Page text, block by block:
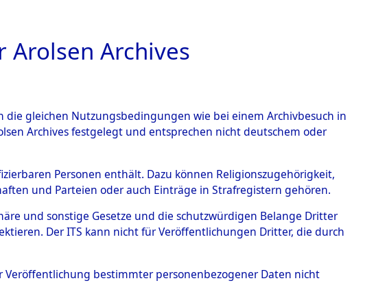
BILD
Geschehnisse um
nach betroffenen Orten
0052 (84630192)
Archives
die gleichen Nutzungsbedingungen wie bei einem Archivbesuch in
Archives festgelegt und entsprechen nicht deutschem oder
Personen enthält. Dazu können Religionszugehörigkeit,
und Parteien oder auch Einträge in Strafregistern gehören.
und sonstige Gesetze und die schutzwürdigen Belange Dritter
Der ITS kann nicht für Veröffentlichungen Dritter, die durch
Veröffentlichung bestimmter personenbezogener Daten nicht